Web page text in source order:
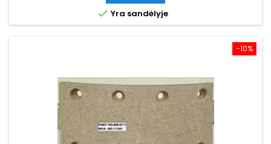
 Yra sandėlyje
−10%